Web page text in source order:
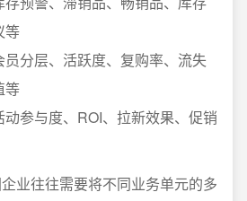
等
分层、活跃度、复购率、流失
等
参与度、ROI、拉新效果、促销
业往往需要将不同业务单元的多